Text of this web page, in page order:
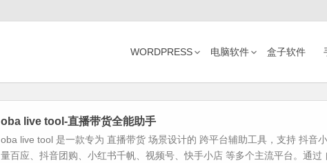
WORDPRESS 电脑软件 盒子软件
oba live tool-直播带货全能助手
oba live tool 是一款专为 直播带货 场景设计的 跨平台辅助工具，支持 抖音
量百应、抖音团购、小红书千帆、视频号、快手小店 等多个主流平台。通过